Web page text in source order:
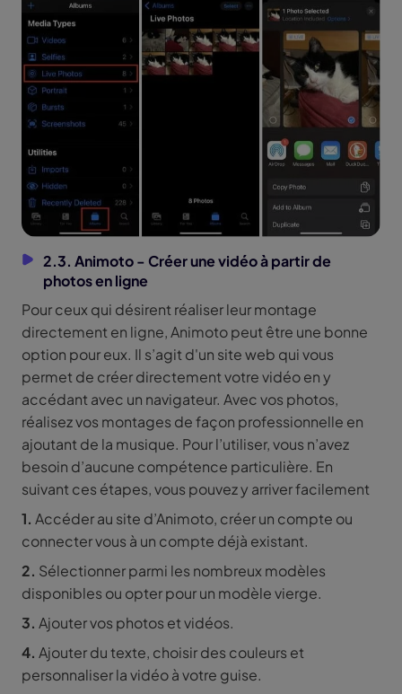
2.3. Animoto - Créer une vidéo à partir de
photos en ligne
Pour ceux qui désirent réaliser leur montage
directement en ligne, Animoto peut être une bonne
option pour eux. Il s’agit d'un site web qui vous
permet de créer directement votre vidéo en y
accédant avec un navigateur. Avec vos photos,
réalisez vos montages de façon professionnelle en
ajoutant de la musique. Pour l’utiliser, vous n’avez
besoin d’aucune compétence particulière. En
suivant ces étapes, vous pouvez y arriver facilement
1. Accéder au site d’Animoto, créer un compte ou
connecter vous à un compte déjà existant.
2. Sélectionner parmi les nombreux modèles
disponibles ou opter pour un modèle vierge.
3. Ajouter vos photos et vidéos.
4. Ajouter du texte, choisir des couleurs et
personnaliser la vidéo à votre guise.